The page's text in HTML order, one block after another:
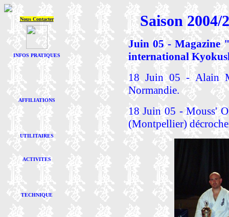
Nous Contacter
INFOS PRATIQUES
AFFILIATIONS
UTILITAIRES
ACTIVITES
TECHNIQUE
Saison
Juin 05 - Magazine
international
18 Juin 05 - Alain
Normandie.
18 Juin 05 - Mouss'
(Montpellier)